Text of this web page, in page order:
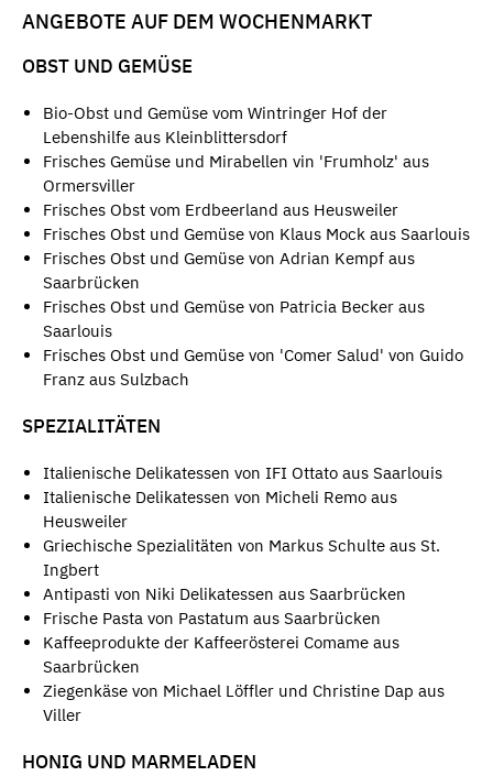
ANGEBOTE AUF DEM WOCHENMARKT
OBST UND GEMÜSE
Bio-Obst und Gemüse vom Wintringer Hof der
Lebenshilfe aus Kleinblittersdorf
Frisches Gemüse und Mirabellen vin 'Frumholz' aus
Ormersviller
Frisches Obst vom Erdbeerland aus Heusweiler
Frisches Obst und Gemüse von Klaus Mock aus Saarlouis
Frisches Obst und Gemüse von Adrian Kempf aus
Saarbrücken
Frisches Obst und Gemüse von Patricia Becker aus
Saarlouis
Frisches Obst und Gemüse von 'Comer Salud' von Guido
Franz aus Sulzbach
SPEZIALITÄTEN
Italienische Delikatessen von IFI Ottato aus Saarlouis
Italienische Delikatessen von Micheli Remo aus
Heusweiler
Griechische Spezialitäten von Markus Schulte aus St.
Ingbert
Antipasti von Niki Delikatessen aus Saarbrücken
Frische Pasta von Pastatum aus Saarbrücken
Kaffeeprodukte der Kaffeerösterei Comame aus
Saarbrücken
Ziegenkäse von Michael Löffler und Christine Dap aus
Viller
HONIG UND MARMELADEN